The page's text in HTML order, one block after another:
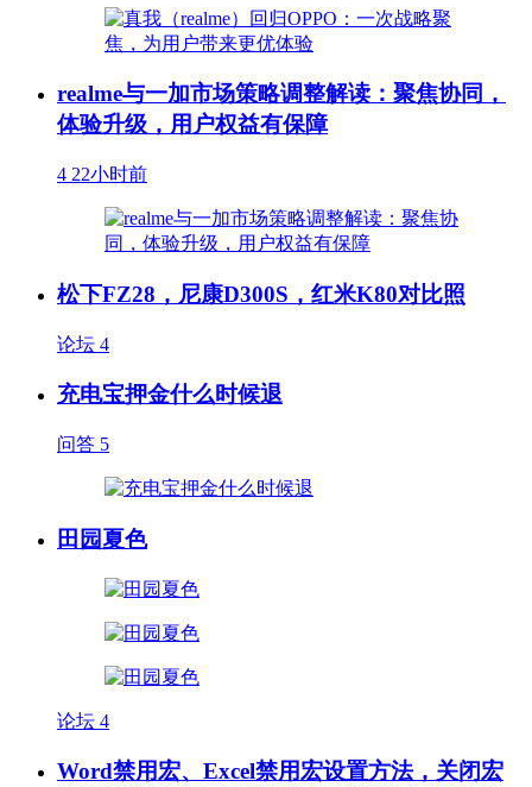
realme与一加市场策略调整解读：聚焦协同，
体验升级，用户权益有保障
4 22小时前
松下FZ28，尼康D300S，红米K80对比照
论坛 4
充电宝押金什么时候退
问答 5
田园夏色
论坛 4
Word禁用宏、Excel禁用宏设置方法，关闭宏